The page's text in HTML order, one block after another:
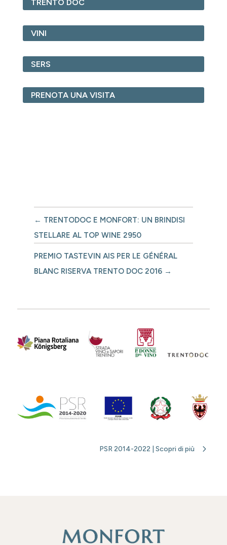
TRENTO DOC
VINI
SERS
PRENOTA UNA VISITA
← TRENTODOC E MONFORT: UN BRINDISI
STELLARE AL TOP WINE 2950
PREMIO TASTEVIN AIS PER LE GÉNÉRAL
BLANC RISERVA TRENTO DOC 2016 →
PSR 2014-2022 | Scopri di più